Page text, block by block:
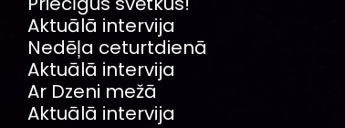
Aktuālā intervija
Nedēļa ceturtdienā
Aktuālā intervija
Ar Dzeni mežā
Aktuālā intervija